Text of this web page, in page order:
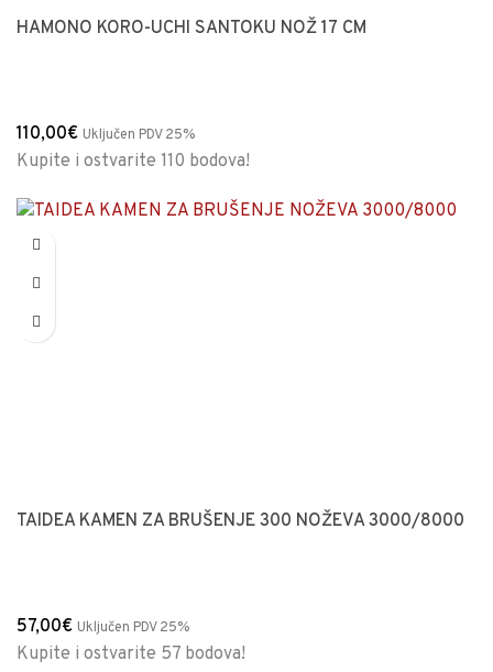
HAMONO KORO-UCHI SANTOKU NOŽ 17 CM
110,00€ Uključen PDV 25%
Kupite i ostvarite 110 bodova!
TAIDEA KAMEN ZA BRUŠENJE 300 NOŽEVA 3000/8000
57,00€ Uključen PDV 25%
Kupite i ostvarite 57 bodova!